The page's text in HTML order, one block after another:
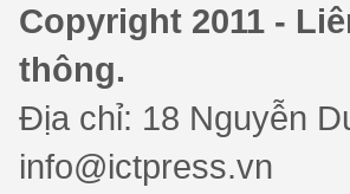
Copyright 2011 -
thông.
Địa chỉ: 18 Nguyễn
info@ictpress.vn